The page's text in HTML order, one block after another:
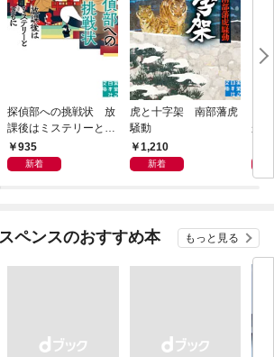
探偵部への挑戦状 放
課後はミステリーとと
もに 新装版
935
新着
虎と十字架 南部藩虎
騒動
1,210
新着
か
ペンスのおすすめ本 もっと見る